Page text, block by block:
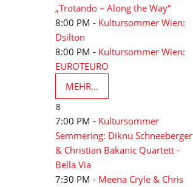
„Trotando – Along the Way“
8:00 PM - Kultursommer Wien:
Dsilton
8:00 PM - Kultursommer Wien:
EUROTEURO
MEHR...
8
7:00 PM - Kultursommer
Semmering: Diknu Schneeberger
& Christian Bakanic Quartett -
Bella Via
7:30 PM - Meena Cryle & Chris